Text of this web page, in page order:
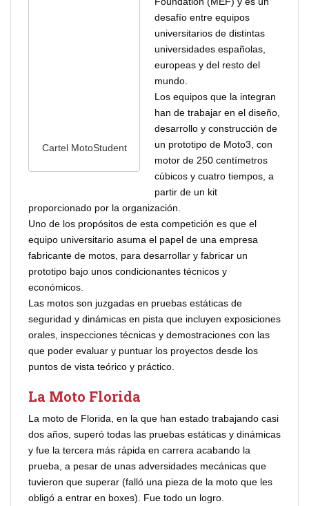
Cartel MotoStudent
desafío entre equipos
universitarios de distintas
universidades españolas,
europeas y del resto del
mundo.
Los equipos que la integran
han de trabajar en el diseño,
desarrollo y construcción de
un prototipo de Moto3, con
motor de 250 centímetros
cúbicos y cuatro tiempos, a
partir de un kit
proporcionado por la organización.
Uno de los propósitos de esta competición es que el
equipo universitario asuma el papel de una empresa
fabricante de motos, para desarrollar y fabricar un
prototipo bajo unos condicionantes técnicos y
económicos.
Las motos son juzgadas en pruebas estáticas de
seguridad y dinámicas en pista que incluyen exposiciones
orales, inspecciones técnicas y demostraciones con las
que poder evaluar y puntuar los proyectos desde los
puntos de vista teórico y práctico.
La Moto Florida
La moto de Florida, en la que han estado trabajando casi
dos años, superó todas las pruebas estáticas y dinámicas
y fue la tercera más rápida en carrera acabando la
prueba, a pesar de unas adversidades mecánicas que
tuvieron que superar (falló una pieza de la moto que les
obligó a entrar en boxes). Fue todo un logro.